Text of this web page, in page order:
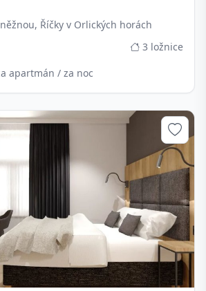
Říčky v Orlických horách
3 ložnice
apartmán / za noc